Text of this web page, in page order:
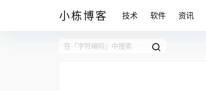
小栋博客 技术 软件 资讯